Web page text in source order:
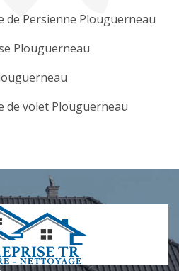
de Persienne Plouguerneau
Plouguerneau
de volet Plouguerneau